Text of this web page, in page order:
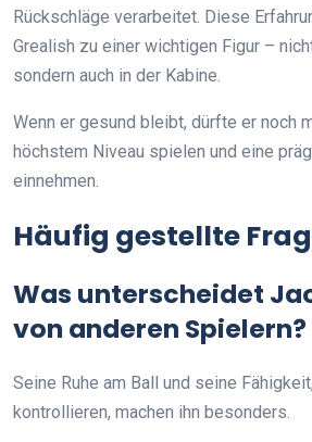
Rückschläge verarbeitet. Diese
Grealish zu einer wichtigen Figur –
sondern auch in der Kabine.
Wenn er gesund bleibt, dürfte er noch
höchstem Niveau spielen und eine
einnehmen.
Häufig gestellte
Was unterscheidet
von anderen Spielern?
Seine Ruhe am Ball und seine
kontrollieren, machen ihn besonders.